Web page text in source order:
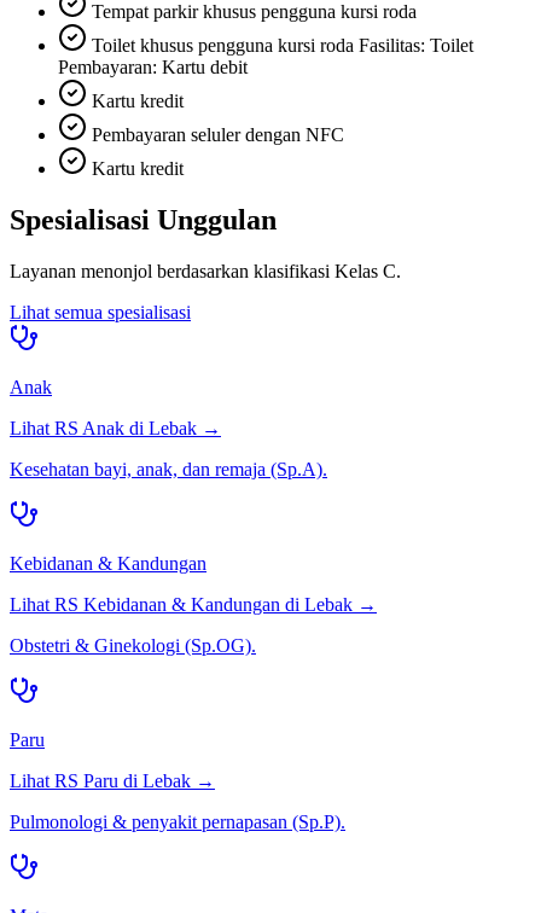
Tempat parkir khusus pengguna kursi roda
Toilet khusus pengguna kursi roda Fasilitas: Toilet
Pembayaran: Kartu debit
Kartu kredit
Pembayaran seluler dengan NFC
Kartu kredit
Spesialisasi Unggulan
Layanan menonjol berdasarkan klasifikasi Kelas C.
Lihat semua spesialisasi
Anak
Lihat RS Anak di Lebak →
Kesehatan bayi, anak, dan remaja (Sp.A).
Kebidanan & Kandungan
Lihat RS Kebidanan & Kandungan di Lebak →
Obstetri & Ginekologi (Sp.OG).
Paru
Lihat RS Paru di Lebak →
Pulmonologi & penyakit pernapasan (Sp.P).